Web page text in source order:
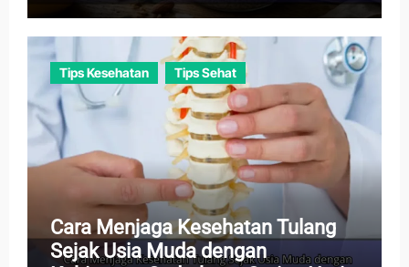
Tips Kesehatan Tips Sehat
Cara Menjaga Kesehatan Tulang
Sejak Usia Muda dengan